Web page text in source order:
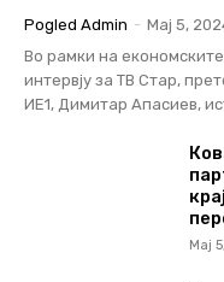
Pogled Admin - Мај 5,
Во рамки на
интервју за ТВ Стар,
ИЕ1, Димитар Апасиев,
Мај